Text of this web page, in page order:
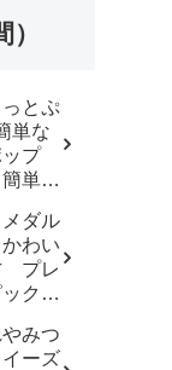
っとぷ
単な
プ
単可
しい
メダル
わい
プレ
クメ
みつ
ーズ